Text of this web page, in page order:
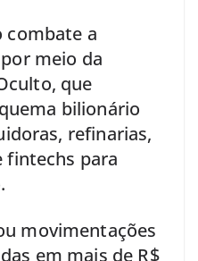
combate a
meio da
que
bilionário
refinarias,
fintechs para
movimentações
em mais de R$